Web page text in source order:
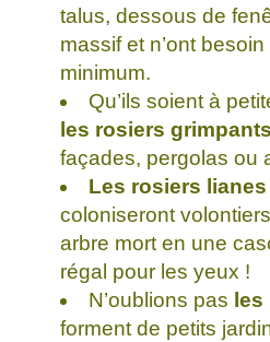
talus, dessous de
massif et n’ont
minimum.
Qu’ils soient à
les rosiers grimpants
façades, pergolas ou
Les rosiers lianes
coloniseront
arbre mort en une
régal pour les yeux !
N’oublions pas
forment de petits